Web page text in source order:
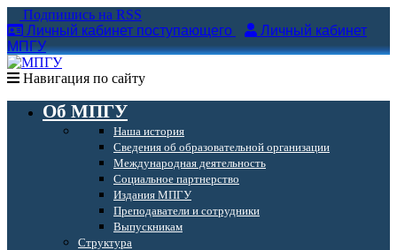
Подпишись на RSS
Личный кабинет поступающего
Личный кабинет
МПГУ
Навигация по сайту
Об МПГУ
Наша история
Сведения об образовательной организации
Международная деятельность
Социальное партнерство
Издания МПГУ
Преподаватели и сотрудники
Выпускникам
Структура